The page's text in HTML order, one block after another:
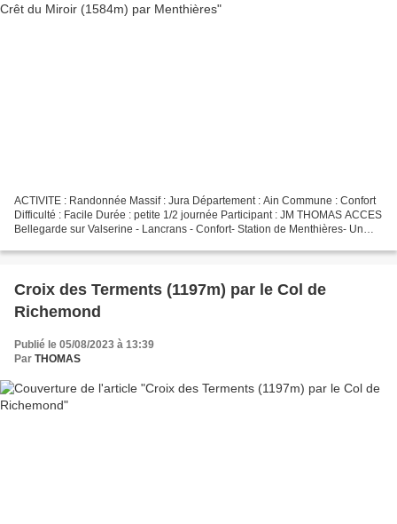
ACTIVITE : Randonnée Massif : Jura Département : Ain Commune : Confort
Difficulté : Facile Durée : petite 1/2 journée Participant : JM THOMAS ACCES
Bellegarde sur Valserine - Lancrans - Confort- Station de Menthières- Un
Croix des Terments (1197m) par le Col de
Richemond
Publié le 05/08/2023 à 13:39
Par THOMAS